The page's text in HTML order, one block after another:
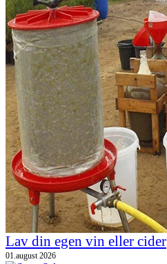
Lav din egen vin eller cider
01.august 2026